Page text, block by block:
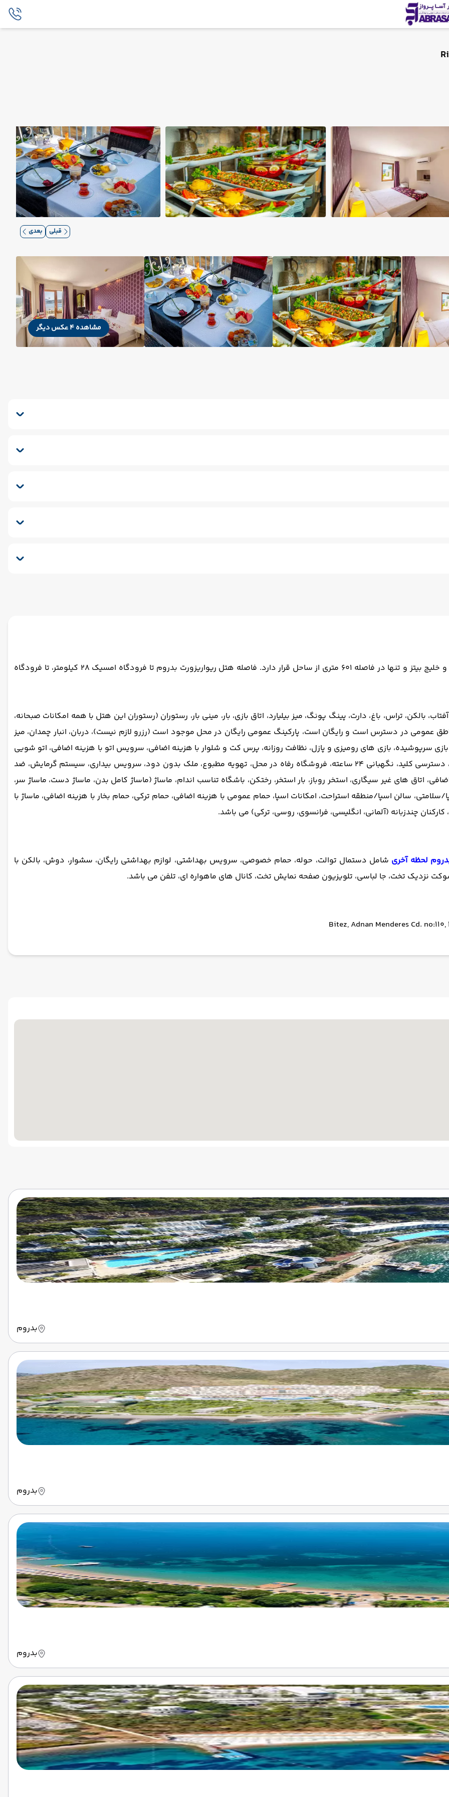
قبلی بعدی
مشاهده 4 عکس دیگر
هتل ریوا ریزورت بدروم هتلی 4 ستاره در میان راه خلیج گامبت و خلیج بیتز و تنها در فاصله 601 متری از ساحل قرار دارد. فاصله هتل ریواریزورت بدروم تا فرودگاه امسیک 28 کیلومتر، تا فرودگاه
بالکن، تراس، باغ، دارت، پینگ پونگ، میز بیلیارد، اتاق بازی، بار، مینی بار، رستوران (رستوران این هتل با همه امکانات صبحانه،
عمومی در دسترس است و رایگان است، پارکینگ عمومی رایگان در محل موجود است (رزرو لازم نیست)، دربان، انبار چمدان، میز
خروج سریع، میز پذیرش 24 ساعته، منطقه بازی سرپوشیده، بازی های رومیزی و پازل، نظافت روزانه، پرس کت و شلوار با هزینه اضافی، سرویس اتو با هزینه اضافی، اتو شویی
با هزینه اضافی، خشکشویی با هزینه اضافی، فکس و فتوکپی، دسترسی کلید، نگهبانی 24 ساعته، فروشگاه رفاه در محل، تهویه مطبوع، ملک بدون دود، سرویس بیداری، سیستم گرمایش، ضد
اتاق های غیر سیگاری، استخر روباز، بار استخر، رختکن، باشگاه تناسب اندام، ماساژ (ماساژ کامل بدن، ماساژ دست، ماساژ سر،
سالن اسپا/منطقه استراحت، امکانات اسپا، حمام عمومی با هزینه اضافی، حمام ترکی، حمام بخار با هزینه اضافی، ماساژ با
چندزبانه (آلمانی، انگلیسی، فرانسوی، روسی، ترکی) می باشد.
لحظه آخری شامل دستمال توالت، حوله، حمام خصوصی، سرویس بهداشتی، لوازم بهداشتی رایگان، سشوار، دوش، بالکن با
نزدیک تخت، جا لباسی، تلویزیون صفحه نمایش تخت، کانال های ماهواره ای، تلفن می باشد.
بدروم
بدروم
بدروم